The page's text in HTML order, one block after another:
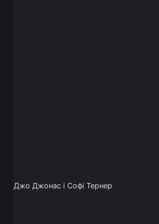
Джо Джонас і Софі Тернер